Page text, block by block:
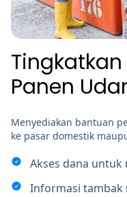
Panen
Menyediakan bantuan
ke pasar domestik
Akses dana
Informasi tambak